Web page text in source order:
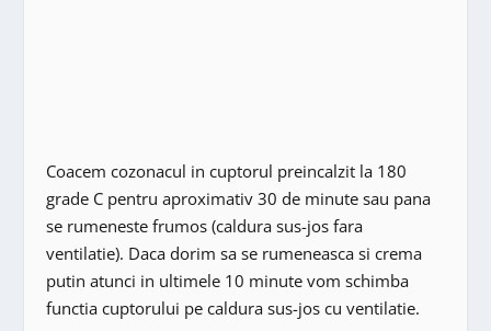
Coacem cozonacul in cuptorul preincalzit la 180
grade C pentru aproximativ 30 de minute sau pana
se rumeneste frumos (caldura sus-jos fara
ventilatie). Daca dorim sa se rumeneasca si crema
putin atunci in ultimele 10 minute vom schimba
functia cuptorului pe caldura sus-jos cu ventilatie.